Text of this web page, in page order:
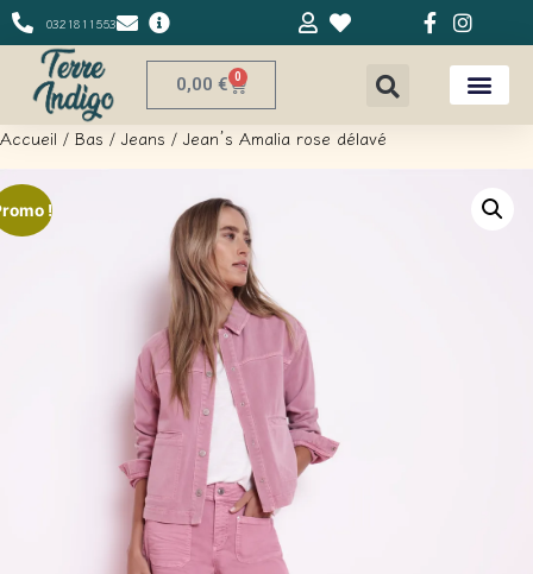
0321811553
0,00 € 0
Accueil / Bas / Jeans / Jean’s Amalia rose délavé
!